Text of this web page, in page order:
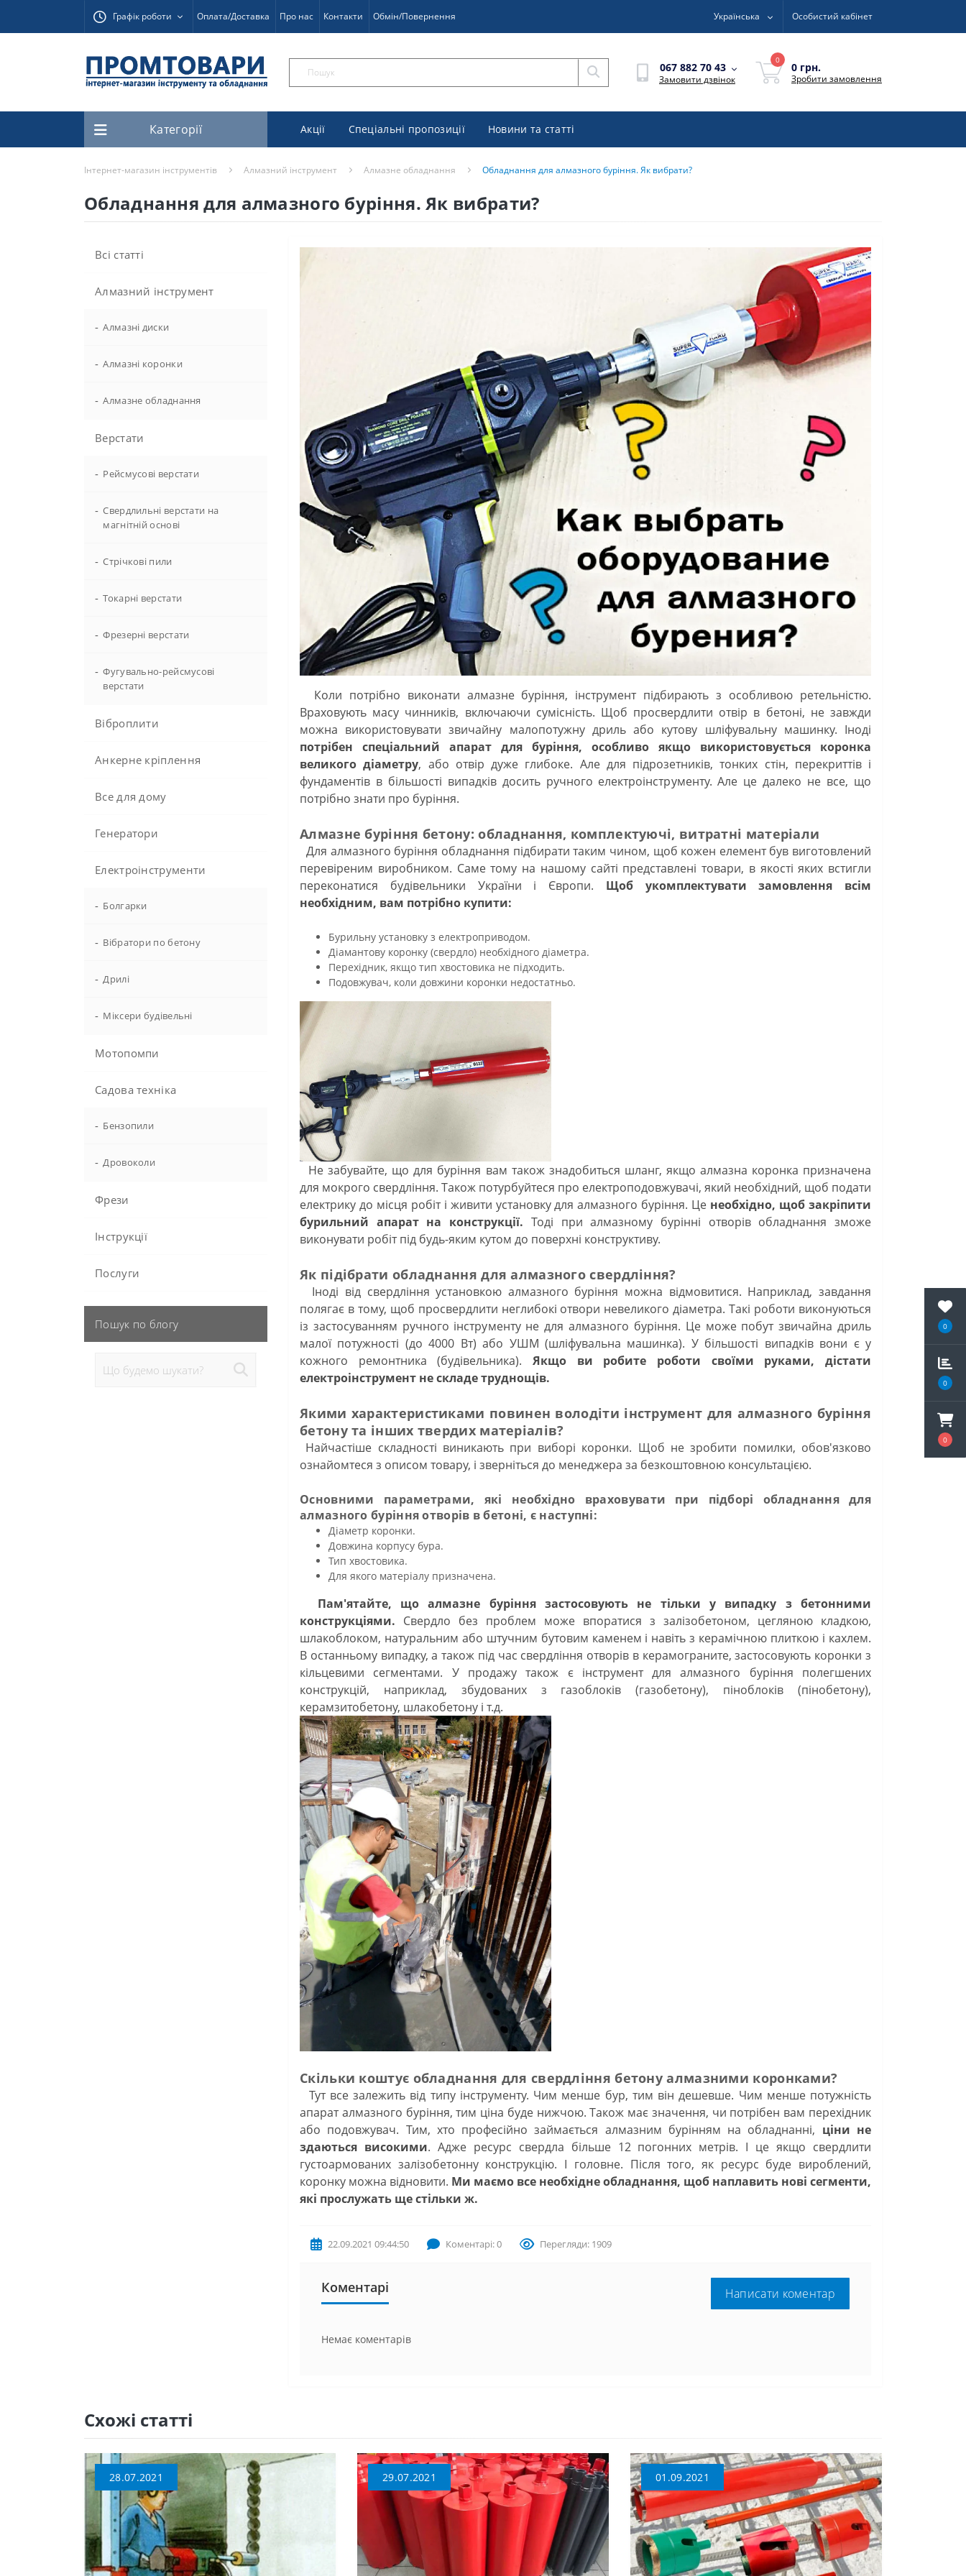
0
0
0
Графік роботи Оплата/Доставка Про нас Контакти Обмін/Повернення Українська Особистий кабінет
067 882 70 43
Замовити дзвінок
0
0 грн.
Зробити замовлення
Категорії Акції Спеціальні пропозиції Новини та статті
Інтернет-магазин інструментів Алмазний інструмент Алмазне обладнання Обладнання для алмазного буріння. Як вибрати?
Обладнання для алмазного буріння. Як вибрати?
Всі статті
Алмазний інструмент
- Алмазні диски
- Алмазні коронки
- Алмазне обладнання
Верстати
- Рейсмусові верстати
- Свердлильні верстати на
магнітній основі
- Стрічкові пили
- Токарні верстати
- Фрезерні верстати
- Фугувально-рейсмусові
верстати
Віброплити
Анкерне кріплення
Все для дому
Генератори
Електроінструменти
- Болгарки
- Вібратори по бетону
- Дрилі
- Міксери будівельні
Мотопомпи
Садова техніка
- Бензопили
- Дровоколи
Фрези
Інструкції
Послуги
Пошук по блогу
Коли потрібно виконати алмазне буріння, інструмент підбирають з особливою ретельністю.
Враховують масу чинників, включаючи сумісність. Щоб просвердлити отвір в бетоні, не завжди
можна використовувати звичайну малопотужну дриль або кутову шліфувальну машинку. Іноді
потрібен спеціальний апарат для буріння, особливо якщо використовується коронка
великого діаметру, або отвір дуже глибоке. Але для підрозетників, тонких стін, перекриттів і
фундаментів в більшості випадків досить ручного електроінструменту. Але це далеко не все, що
потрібно знати про буріння.
Алмазне буріння бетону: обладнання, комплектуючі, витратні матеріали
Для алмазного буріння обладнання підбирати таким чином, щоб кожен елемент був виготовлений
перевіреним виробником. Саме тому на нашому сайті представлені товари, в якості яких встигли
переконатися будівельники України і Європи. Щоб укомплектувати замовлення всім
необхідним, вам потрібно купити:
Бурильну установку з електроприводом.
Діамантову коронку (свердло) необхідного діаметра.
Перехідник, якщо тип хвостовика не підходить.
Подовжувач, коли довжини коронки недостатньо.
Не забувайте, що для буріння вам також знадобиться шланг, якщо алмазна коронка призначена
для мокрого свердління. Також потурбуйтеся про електроподовжувачі, який необхідний, щоб подати
електрику до місця робіт і живити установку для алмазного буріння. Це необхідно, щоб закріпити
бурильний апарат на конструкції. Тоді при алмазному бурінні отворів обладнання зможе
виконувати робіт під будь-яким кутом до поверхні конструктиву.
Як підібрати обладнання для алмазного свердління?
Іноді від свердління установкою алмазного буріння можна відмовитися. Наприклад, завдання
полягає в тому, щоб просвердлити неглибокі отвори невеликого діаметра. Такі роботи виконуються
із застосуванням ручного інструменту не для алмазного буріння. Це може побут звичайна дриль
малої потужності (до 4000 Вт) або УШМ (шліфувальна машинка). У більшості випадків вони є у
кожного ремонтника (будівельника). Якщо ви робите роботи своїми руками, дістати
електроінструмент не складе труднощів.
Якими характеристиками повинен володіти інструмент для алмазного буріння
бетону та інших твердих матеріалів?
Найчастіше складності виникають при виборі коронки. Щоб не зробити помилки, обов'язково
ознайомтеся з описом товару, і зверніться до менеджера за безкоштовною консультацією.
Основними параметрами, які необхідно враховувати при підборі обладнання для
алмазного буріння отворів в бетоні, є наступні:
Діаметр коронки.
Довжина корпусу бура.
Тип хвостовика.
Для якого матеріалу призначена.
Пам'ятайте, що алмазне буріння застосовують не тільки у випадку з бетонними
конструкціями. Свердло без проблем може впоратися з залізобетоном, цегляною кладкою,
шлакоблоком, натуральним або штучним бутовим каменем і навіть з керамічною плиткою і кахлем.
В останньому випадку, а також під час свердління отворів в керамограните, застосовують коронки з
кільцевими сегментами. У продажу також є інструмент для алмазного буріння полегшених
конструкцій, наприклад, збудованих з газоблоків (газобетону), піноблоків (пінобетону),
керамзитобетону, шлакобетону і т.д.
Скільки коштує обладнання для свердління бетону алмазними коронками?
Тут все залежить від типу інструменту. Чим менше бур, тим він дешевше. Чим менше потужність
апарат алмазного буріння, тим ціна буде нижчою. Також має значення, чи потрібен вам перехідник
або подовжувач. Тим, хто професійно займається алмазним бурінням на обладнанні, ціни не
здаються високими. Адже ресурс свердла більше 12 погонних метрів. І це якщо свердлити
густоармованих залізобетонну конструкцію. І головне. Після того, як ресурс буде вироблений,
коронку можна відновити. Ми маємо все необхідне обладнання, щоб наплавить нові сегменти,
які прослужать ще стільки ж.
22.09.2021 09:44:50 Коментарі: 0 Перегляди: 1909
Коментарі Написати коментар
Немає коментарів
Схожі статті
28.07.2021 29.07.2021 01.09.2021